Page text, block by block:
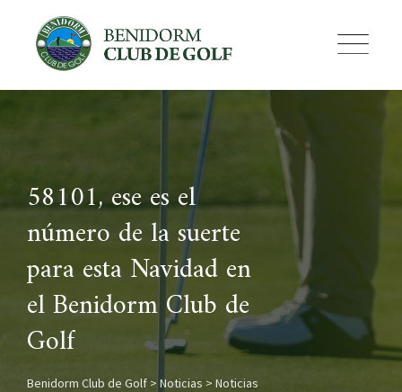
content
58101, ese es el
número de la suerte
para esta Navidad en
el Benidorm Club de
Golf
Benidorm Club de Golf > Noticias > Noticias